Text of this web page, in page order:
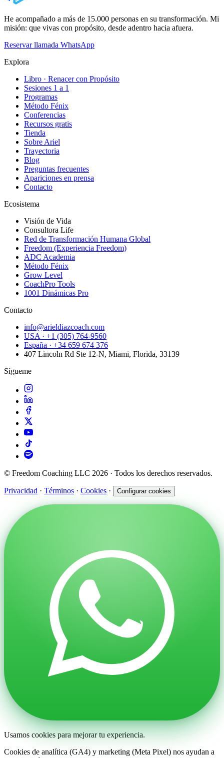
He acompañado a más de 15.000 personas en su transformación. Mi
misión: que vivas con propósito, desde adentro hacia afuera.
Reservar llamada WhatsApp
Explora
Libro · Renacer con Propósito
Sesiones 1 a 1
Programas
Método Fénix
Conferencias
Recursos gratis
Tienda
Sobre Ariel
Trayectoria
Blog
Preguntas frecuentes
Apariciones en prensa
Contacto
Ecosistema
Visión de Vida
Consultora Life
Red de Transformación Humana Global
Freedom (Experiencia Freedom)
ADC Academia
Método Fénix
Grow Level
CoachPro Tools
1001 Dinámicas Pro
Contacto
info@arieldiazcoach.com
USA · +1 (305) 764-9560
España · +34 659 674 376
407 Lincoln Rd Ste 12-N, Miami, Florida, 33139
Sígueme
© Freedom Coaching LLC 2026 · Todos los derechos reservados.
Privacidad · Términos · Cookies · Configurar cookies
Usamos cookies para mejorar tu experiencia.
Cookies de analítica (GA4) y marketing (Meta Pixel) nos ayudan a